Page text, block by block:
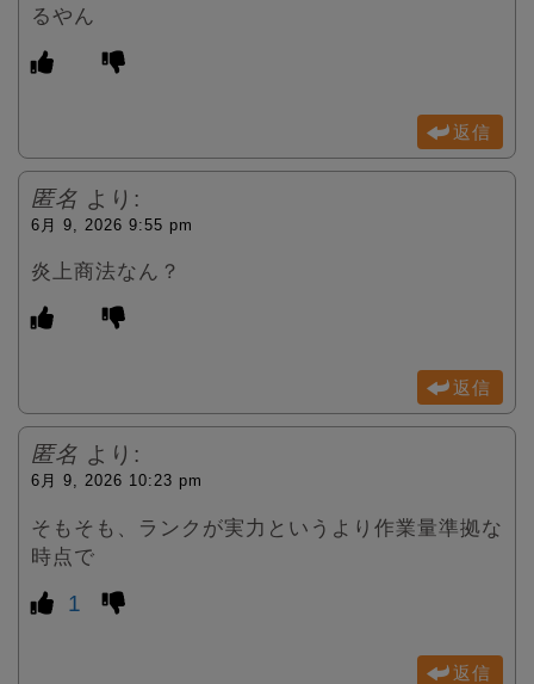
るやん
返信
匿名 より:
6月 9, 2026 9:55 pm
炎上商法なん？
返信
匿名 より:
6月 9, 2026 10:23 pm
そもそも、ランクが実力というより作業量準拠な
時点で
1
返信